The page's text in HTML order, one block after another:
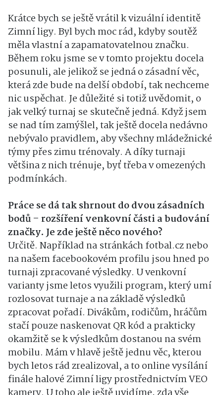
Krátce bych se ještě vrátil k vizuální identitě
Zimní ligy. Byl bych moc rád, kdyby soutěž
měla vlastní a zapamatovatelnou značku.
Během roku jsme se v tomto projektu docela
posunuli, ale jelikož se jedná o zásadní věc,
která zde bude na delší období, tak nechceme
nic uspěchat. Je důležité si totiž uvědomit, o
jak velký turnaj se skutečně jedná. Když jsem
se nad tím zamýšlel, tak ještě docela nedávno
nebývalo pravidlem, aby všechny mládežnické
týmy přes zimu trénovaly. A díky turnaji
většina z nich trénuje, byť třeba v omezených
podmínkách.
Práce se dá tak shrnout do dvou zásadních
bodů – rozšíření venkovní části a budování
značky. Je zde ještě něco nového?
Určitě. Například na stránkách fotbal.cz nebo
na našem facebookovém profilu jsou hned po
turnaji zpracované výsledky. U venkovní
varianty jsme letos využili program, který umí
rozlosovat turnaje a na základě výsledků
zpracovat pořadí. Divákům, rodičům, hráčům
stačí pouze naskenovat QR kód a prakticky
okamžitě se k výsledkům dostanou na svém
mobilu. Mám v hlavě ještě jednu věc, kterou
bych letos rád zrealizoval, a to online vysílání
finále halové Zimní ligy prostřednictvím VEO